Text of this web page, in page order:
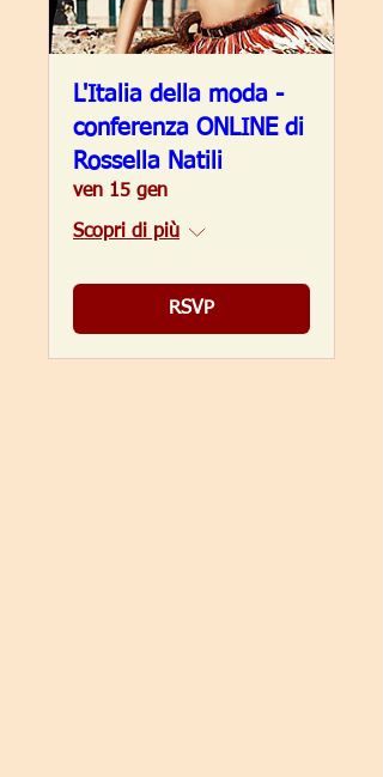
L'Italia della moda -
conferenza ONLINE di
Rossella Natili
ven 15 gen
Scopri di più
RSVP